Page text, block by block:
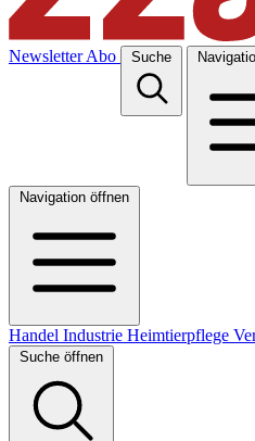
Newsletter Abo Suche
Navigation öffnen
Handel Industrie Heimtierpflege
Suche öffnen